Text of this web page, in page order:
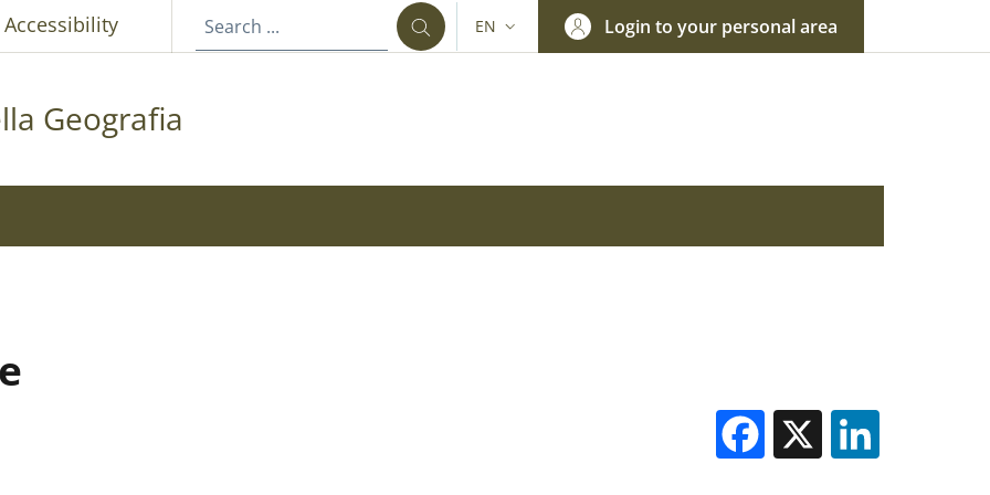
Accessibility LANGUAGE SWITCHER: CURRENT LANGUAGE
EN Login to your personal area
Geografia
Facebook
X